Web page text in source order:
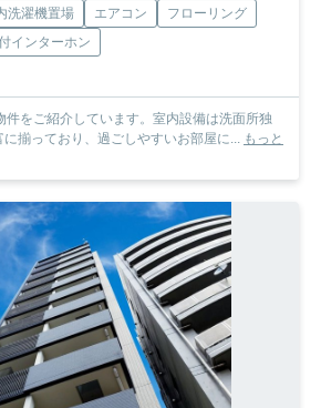
洗濯機置場 エアコン
フローリング
インターホン
件をご紹介しています。室内設備は洗面所独
揃っており、過ごしやすいお部屋に... もっと